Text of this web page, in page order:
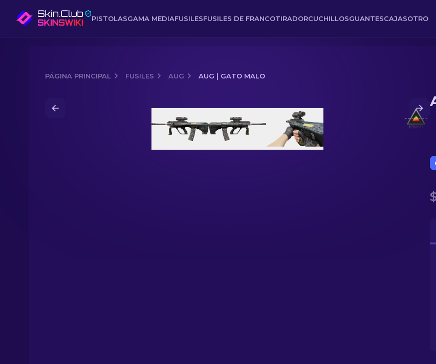
PISTOLASGAMA MEDIAFUSILESFUSILES DE FRANCOTIRADORCUCHILLOSGUANTESCAJASOTRO
PÁGINA PRINCIPAL FUSILES AUG AUG | GATO MALO